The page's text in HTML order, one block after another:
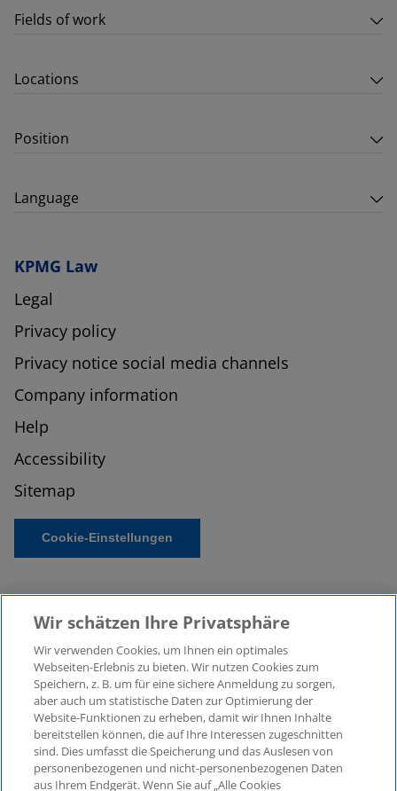
Fields of work
Locations
Position
Language
KPMG Law
Legal
Privacy policy
Privacy notice social media channels
Company information
Help
Accessibility
Sitemap
Cookie-Einstellungen
© 2026 KPMG Law Rechtsanwaltsgesellschaft mbH,
associated with KPMG AG
Wirtschaftsprüfungsgesellschaft, a public limited
company under German law and a member of the
global KPMG organisation of independent member
Wir schätzen Ihre Privatsphäre
Wir verwenden Cookies, um Ihnen ein optimales
Webseiten-Erlebnis zu bieten. Wir nutzen Cookies zum
Speichern, z. B. um für eine sichere Anmeldung zu sorgen,
aber auch um statistische Daten zur Optimierung der
Website-Funktionen zu erheben, damit wir Ihnen Inhalte
bereitstellen können, die auf Ihre Interessen zugeschnitten
sind. Dies umfasst die Speicherung und das Auslesen von
personenbezogenen und nicht-personenbezogenen Daten
aus Ihrem Endgerät. Wenn Sie auf „Alle Cookies